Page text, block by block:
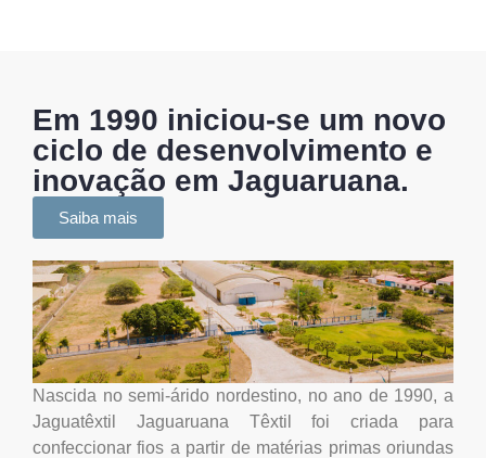
Em 1990 iniciou-se um novo
ciclo de desenvolvimento e
inovação em Jaguaruana.
Saiba mais
Nascida no semi-árido nordestino, no ano de 1990, a
Jaguatêxtil Jaguaruana Têxtil foi criada para
confeccionar fios a partir de matérias primas oriundas